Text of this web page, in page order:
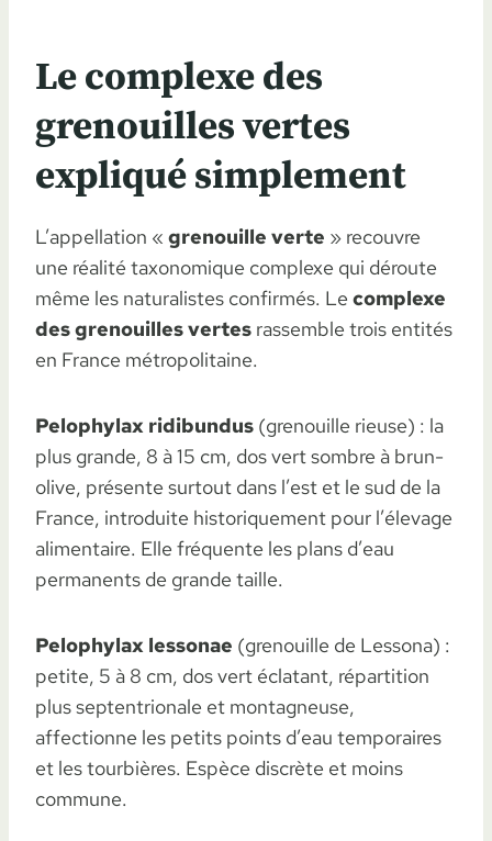
Le complexe des
grenouilles vertes
expliqué simplement
L’appellation « grenouille verte » recouvre
une réalité taxonomique complexe qui déroute
même les naturalistes confirmés. Le complexe
des grenouilles vertes rassemble trois entités
en France métropolitaine.
Pelophylax ridibundus (grenouille rieuse) : la
plus grande, 8 à 15 cm, dos vert sombre à brun-
olive, présente surtout dans l’est et le sud de la
France, introduite historiquement pour l’élevage
alimentaire. Elle fréquente les plans d’eau
permanents de grande taille.
Pelophylax lessonae (grenouille de Lessona) :
petite, 5 à 8 cm, dos vert éclatant, répartition
plus septentrionale et montagneuse,
affectionne les petits points d’eau temporaires
et les tourbières. Espèce discrète et moins
commune.